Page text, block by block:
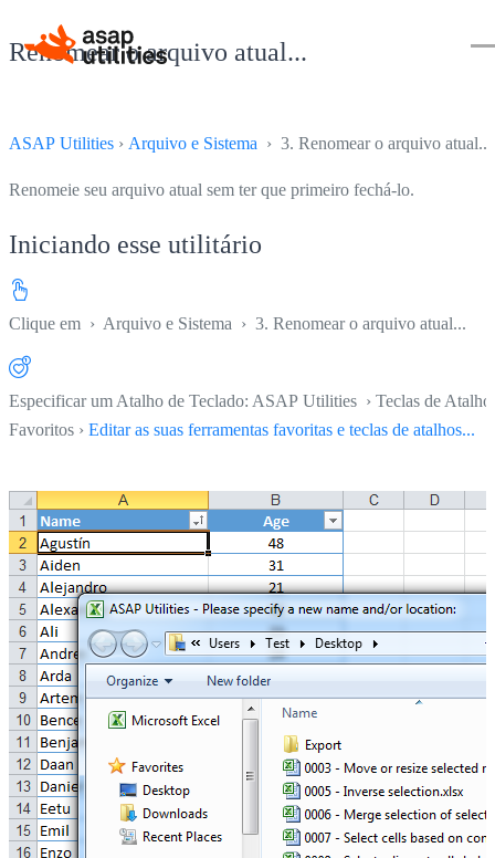
Renomear o arquivo atual...
ASAP Utilities › Arquivo e Sistema › 3. Renomear o arquivo atual...
Renomeie seu arquivo atual sem ter que primeiro fechá-lo.
Iniciando esse utilitário
Clique em › Arquivo e Sistema › 3. Renomear o arquivo atual...
Especificar um Atalho de Teclado: ASAP Utilities › Teclas de Atalho
Favoritos › Editar as suas ferramentas favoritas e teclas de atalhos...